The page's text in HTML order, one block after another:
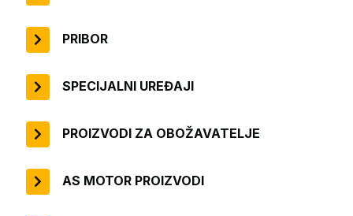
PRIBOR
SPECIJALNI UREĐAJI
PROIZVODI ZA OBOŽAVATELJE
AS MOTOR PROIZVODI